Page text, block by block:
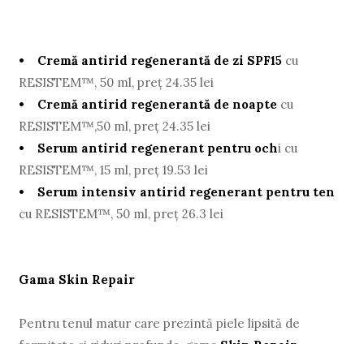
• Cremă antirid regenerantă de zi SPF15 cu
RESISTEM™, 50 ml, preţ 24.35 lei
• Cremă antirid regenerantă de noapte cu
RESISTEM™,50 ml, preţ 24.35 lei
• Serum antirid regenerant pentru ochi cu
RESISTEM™, 15 ml, preţ 19.53 lei
• Serum intensiv antirid regenerant pentru ten
cu RESISTEM™, 50 ml, preţ 26.3 lei
Gama Skin Repair
Pentru tenul matur care prezintă piele lipsită de